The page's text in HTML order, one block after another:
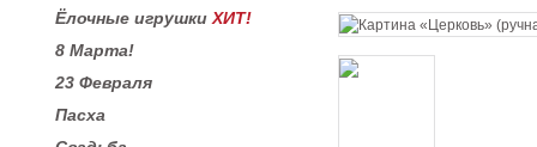
Ёлочные игрушки ХИТ!
8 Марта!
23 Февраля
Пасха